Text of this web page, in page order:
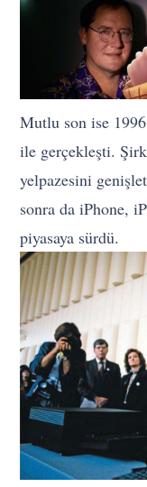
Mutlu son ise
ile gerçekleşti.
yelpazesini
sonra da iPhone,
piyasaya sürdü.